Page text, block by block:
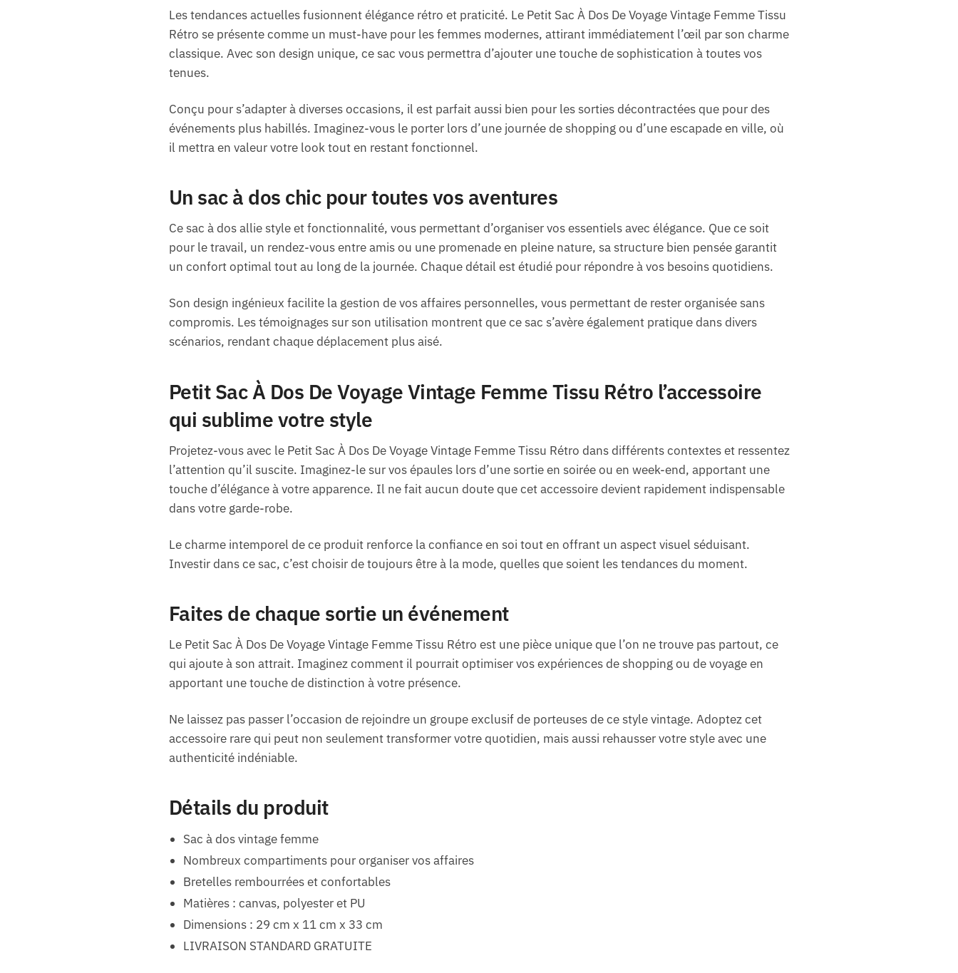
Les tendances actuelles fusionnent élégance rétro et praticité. Le Petit Sac À Dos De Voyage Vintage Femme Tissu
Rétro se présente comme un must-have pour les femmes modernes, attirant immédiatement l’œil par son charme
classique. Avec son design unique, ce sac vous permettra d’ajouter une touche de sophistication à toutes vos
tenues.
Conçu pour s’adapter à diverses occasions, il est parfait aussi bien pour les sorties décontractées que pour des
événements plus habillés. Imaginez-vous le porter lors d’une journée de shopping ou d’une escapade en ville, où
il mettra en valeur votre look tout en restant fonctionnel.
Un sac à dos chic pour toutes vos aventures
Ce sac à dos allie style et fonctionnalité, vous permettant d’organiser vos essentiels avec élégance. Que ce soit
pour le travail, un rendez-vous entre amis ou une promenade en pleine nature, sa structure bien pensée garantit
un confort optimal tout au long de la journée. Chaque détail est étudié pour répondre à vos besoins quotidiens.
Son design ingénieux facilite la gestion de vos affaires personnelles, vous permettant de rester organisée sans
compromis. Les témoignages sur son utilisation montrent que ce sac s’avère également pratique dans divers
scénarios, rendant chaque déplacement plus aisé.
Petit Sac À Dos De Voyage Vintage Femme Tissu Rétro l’accessoire
qui sublime votre style
Projetez-vous avec le Petit Sac À Dos De Voyage Vintage Femme Tissu Rétro dans différents contextes et ressentez
l’attention qu’il suscite. Imaginez-le sur vos épaules lors d’une sortie en soirée ou en week-end, apportant une
touche d’élégance à votre apparence. Il ne fait aucun doute que cet accessoire devient rapidement indispensable
dans votre garde-robe.
Le charme intemporel de ce produit renforce la confiance en soi tout en offrant un aspect visuel séduisant.
Investir dans ce sac, c’est choisir de toujours être à la mode, quelles que soient les tendances du moment.
Faites de chaque sortie un événement
Le Petit Sac À Dos De Voyage Vintage Femme Tissu Rétro est une pièce unique que l’on ne trouve pas partout, ce
qui ajoute à son attrait. Imaginez comment il pourrait optimiser vos expériences de shopping ou de voyage en
apportant une touche de distinction à votre présence.
Ne laissez pas passer l’occasion de rejoindre un groupe exclusif de porteuses de ce style vintage. Adoptez cet
accessoire rare qui peut non seulement transformer votre quotidien, mais aussi rehausser votre style avec une
authenticité indéniable.
Détails du produit
Sac à dos vintage femme
Nombreux compartiments pour organiser vos affaires
Bretelles rembourrées et confortables
Matières : canvas, polyester et PU
Dimensions : 29 cm x 11 cm x 33 cm
LIVRAISON STANDARD GRATUITE